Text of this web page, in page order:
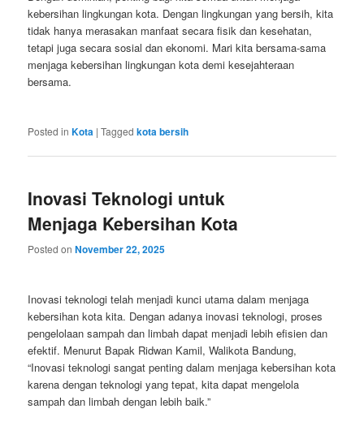
kebersihan lingkungan kota. Dengan lingkungan yang bersih, kita
tidak hanya merasakan manfaat secara fisik dan kesehatan,
tetapi juga secara sosial dan ekonomi. Mari kita bersama-sama
menjaga kebersihan lingkungan kota demi kesejahteraan
bersama.
Posted in Kota |Tagged kota bersih
Inovasi Teknologi untuk
Menjaga Kebersihan Kota
Posted onNovember 22, 2025
Inovasi teknologi telah menjadi kunci utama dalam menjaga
kebersihan kota kita. Dengan adanya inovasi teknologi, proses
pengelolaan sampah dan limbah dapat menjadi lebih efisien dan
efektif. Menurut Bapak Ridwan Kamil, Walikota Bandung,
“Inovasi teknologi sangat penting dalam menjaga kebersihan kota
karena dengan teknologi yang tepat, kita dapat mengelola
sampah dan limbah dengan lebih baik.”